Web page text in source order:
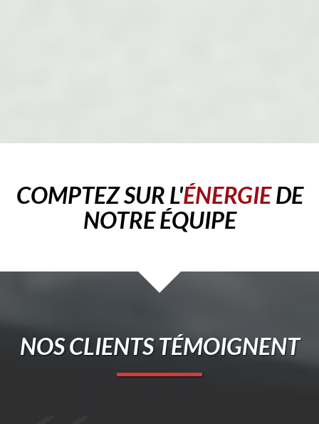
COMPTEZ SUR L'ÉNERGIEDE
NOTRE ÉQUIPE
NOS CLIENTS TÉMOIGNENT